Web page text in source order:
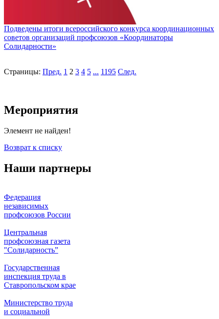
Подведены итоги всероссийского конкурса координационных
советов организаций профсоюзов «Координаторы
Солидарности»
Страницы: Пред. 1 2 3 4 5 ... 1195 След.
Мероприятия
Элемент не найден!
Возврат к списку
Наши партнеры
Федерация
независимых
профсоюзов России
Центральная
профсоюзная газета
"Солидарность”
Государственная
инспекция труда в
Ставропольском крае
Министерство труда
и социальной